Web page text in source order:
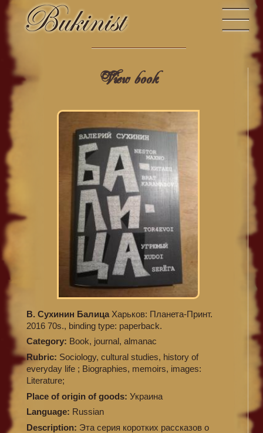
View book
В. Сухинин Балица Харьков: Планета-Принт.
2016 70s., binding type: paperback.
Category: Book, journal, almanac
Rubric: Sociology, cultural studies, history of
everyday life ; Biographies, memoirs, images:
Literature;
Place of origin of goods: Украина
Language: Russian
Description: Эта серия коротких рассказов о